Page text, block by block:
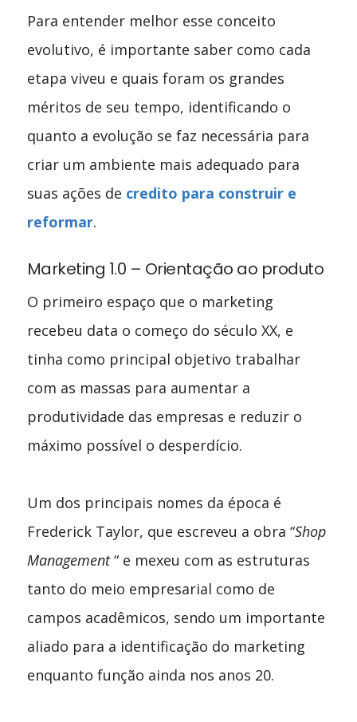
Para entender melhor esse conceito
evolutivo, é importante saber como cada
etapa viveu e quais foram os grandes
méritos de seu tempo, identificando o
quanto a evolução se faz necessária para
criar um ambiente mais adequado para
suas ações de credito para construir e
reformar.
Marketing 1.0 – Orientação ao produto
O primeiro espaço que o marketing
recebeu data o começo do século XX, e
tinha como principal objetivo trabalhar
com as massas para aumentar a
produtividade das empresas e reduzir o
máximo possível o desperdício.
Um dos principais nomes da época é
Frederick Taylor, que escreveu a obra “Shop
Management“ e mexeu com as estruturas
tanto do meio empresarial como de
campos acadêmicos, sendo um importante
aliado para a identificação do marketing
enquanto função ainda nos anos 20.